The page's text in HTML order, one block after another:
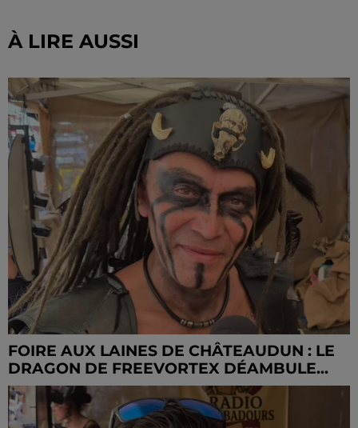
À LIRE AUSSI
FOIRE AUX LAINES DE CHÂTEAUDUN : LE
DRAGON DE FREEVORTEX DÉAMBULE...